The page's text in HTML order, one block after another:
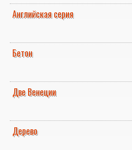
Английская серия
Бетон
Две Венеции
Дерево